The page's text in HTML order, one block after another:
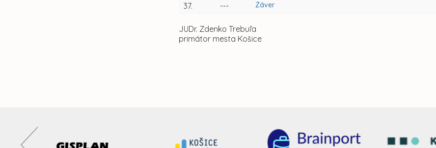
37. --- Záver
JUDr. Zdenko Trebuľa
primátor mesta Košice